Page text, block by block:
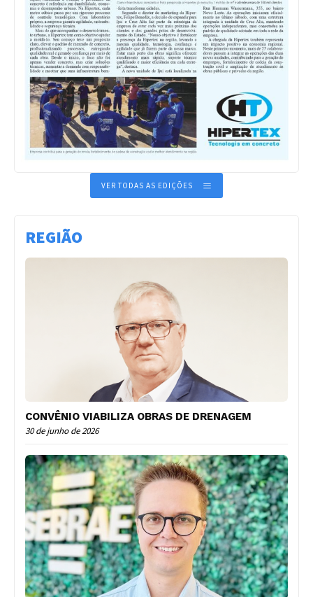
VER TODAS AS EDIÇÕES
REGIÃO
CONVÊNIO VIABILIZA OBRAS DE DRENAGEM
30 de junho de 2026